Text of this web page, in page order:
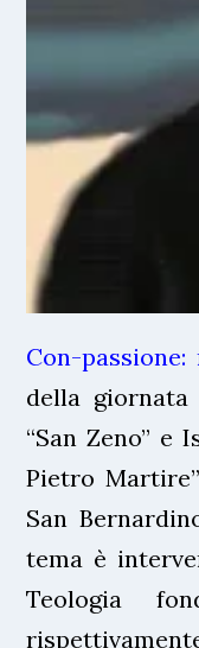
Con-
della
“San Zeno” e
Pietro
San
tema è
Teologia